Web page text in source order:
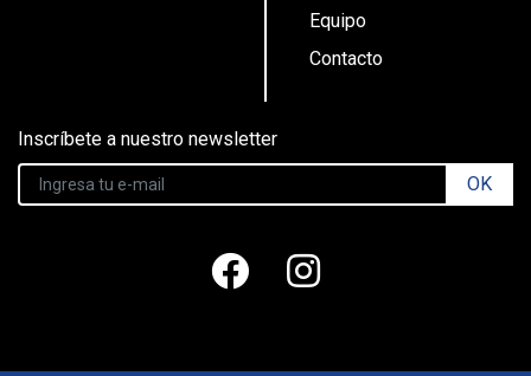
Equipo
Contacto
Inscríbete a nuestro newsletter
OK